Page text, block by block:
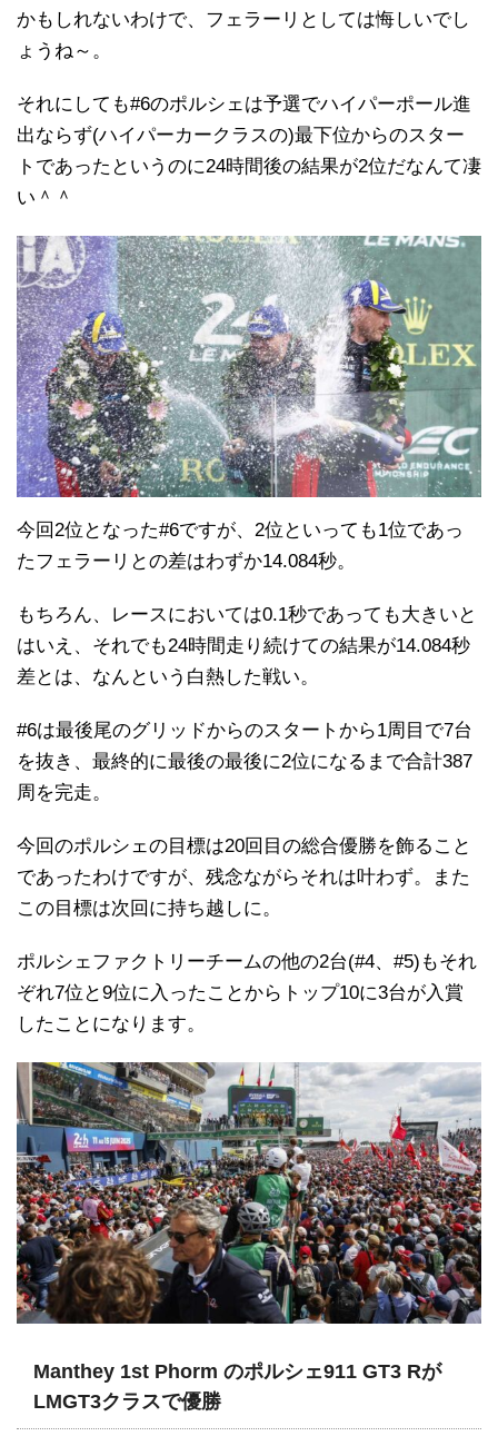
かもしれないわけで、フェラーリとしては悔しいでし
ょうね～。
それにしても#6のポルシェは予選でハイパーポール進
出ならず(ハイパーカークラスの)最下位からのスター
トであったというのに24時間後の結果が2位だなんて凄
い＾＾
今回2位となった#6ですが、2位といっても1位であっ
たフェラーリとの差はわずか14.084秒。
もちろん、レースにおいては0.1秒であっても大きいと
はいえ、それでも24時間走り続けての結果が14.084秒
差とは、なんという白熱した戦い。
#6は最後尾のグリッドからのスタートから1周目で7台
を抜き、最終的に最後の最後に2位になるまで合計387
周を完走。
今回のポルシェの目標は20回目の総合優勝を飾ること
であったわけですが、残念ながらそれは叶わず。また
この目標は次回に持ち越しに。
ポルシェファクトリーチームの他の2台(#4、#5)もそれ
ぞれ7位と9位に入ったことからトップ10に3台が入賞
したことになります。
Manthey 1st Phorm のポルシェ911 GT3 Rが
LMGT3クラスで優勝